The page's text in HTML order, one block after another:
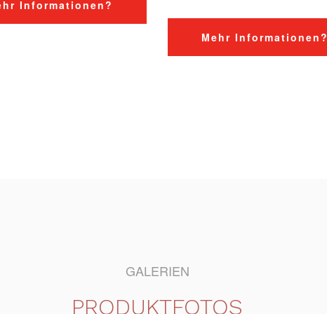
Informationen?
Mehr Informationen?
GALERIEN
PRODUKTFOTOS